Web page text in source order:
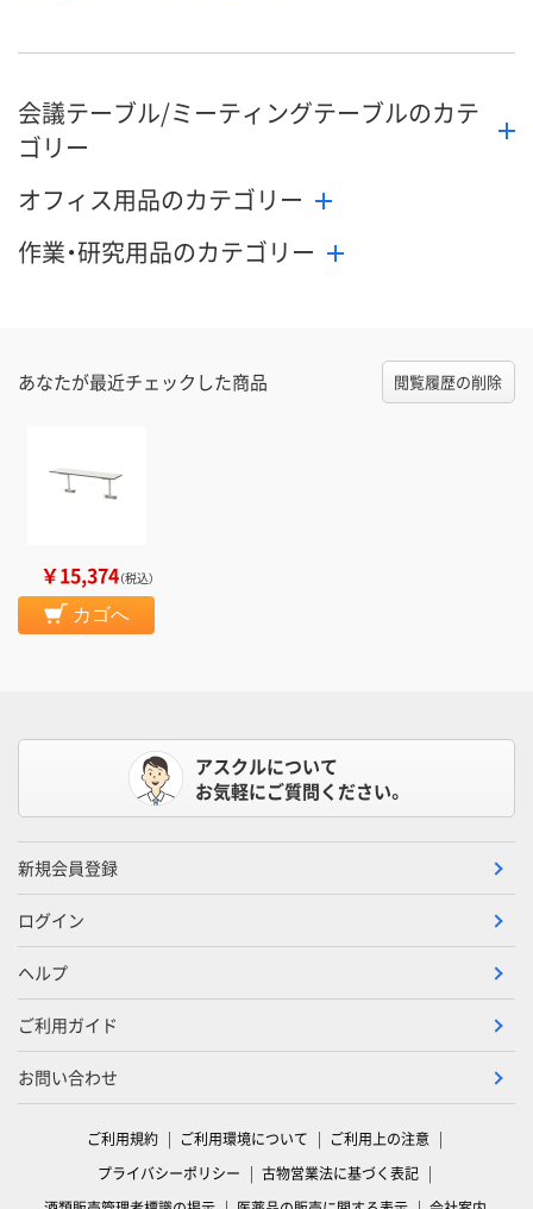
会議テーブル/ミーティングテーブルのカテ
ゴリー
オフィス用品のカテゴリー
作業・研究用品のカテゴリー
あなたが最近チェックした商品 閲覧履歴の削除
￥15,374（税込）
カゴへ
アスクルについて
お気軽にご質問ください。
新規会員登録
ログイン
ヘルプ
ご利用ガイド
お問い合わせ
ご利用規約 ご利用環境について
ご利用上の注意
プライバシーポリシー
古物営業法に基づく表記